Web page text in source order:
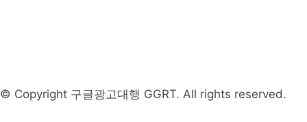
© Copyright 구글광고대행 GGRT. All rights reserved.